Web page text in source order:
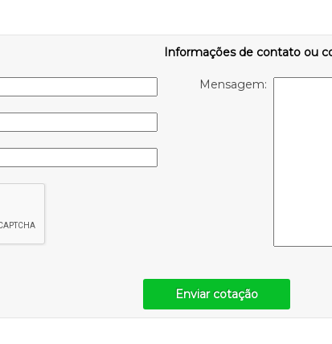
Informações de contato ou
Mensagem:
Enviar cotação